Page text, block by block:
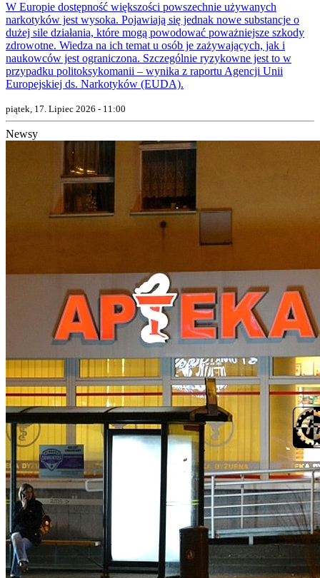
W Europie dostępność większości powszechnie używanych
narkotyków jest wysoka. Pojawiają się jednak nowe substancje o
dużej sile działania, które mogą powodować poważniejsze szkody
zdrowotne. Wiedza na ich temat u osób je zażywających, jak i
naukowców jest ograniczona. Szczególnie ryzykowne jest to w
przypadku politoksykomanii – wynika z raportu Agencji Unii
Europejskiej ds. Narkotyków (EUDA).
piątek, 17. Lipiec 2026 - 11:00
Newsy